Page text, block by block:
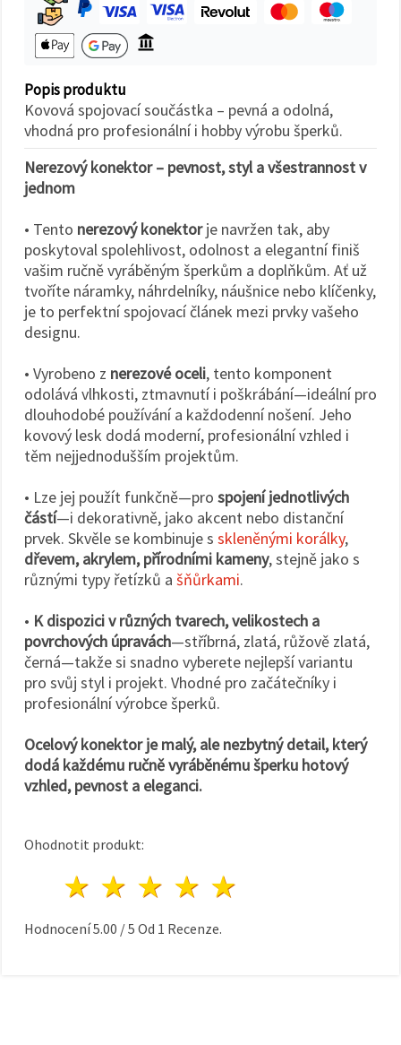
Popis produktu
Kovová spojovací součástka – pevná a odolná,
vhodná pro profesionální i hobby výrobu šperků.
Nerezový konektor – pevnost, styl a všestrannost v
jednom
• Tento nerezový konektorje navržen tak, aby
poskytoval spolehlivost, odolnost a elegantní finiš
vašim ručně vyráběným šperkům a doplňkům. Ať už
tvoříte náramky, náhrdelníky, náušnice nebo klíčenky,
je to perfektní spojovací článek mezi prvky vašeho
designu.
• Vyrobeno z nerezové oceli, tento komponent
odolává vlhkosti, ztmavnutí i poškrábání—ideální pro
dlouhodobé používání a každodenní nošení. Jeho
kovový lesk dodá moderní, profesionální vzhled i
těm nejjednodušším projektům.
• Lze jej použít funkčně—pro spojení jednotlivých
částí—i dekorativně, jako akcent nebo distanční
prvek. Skvěle se kombinuje s skleněnými korálky,
dřevem, akrylem, přírodními kameny, stejně jako s
různými typy řetízků a šňůrkami.
• K dispozici v různých tvarech, velikostech a
povrchových úpravách—stříbrná, zlatá, růžově zlatá,
černá—takže si snadno vyberete nejlepší variantu
pro svůj styl i projekt. Vhodné pro začátečníky i
profesionální výrobce šperků.
Ocelový konektor je malý, ale nezbytný detail, který
dodá každému ručně vyráběnému šperku hotový
vzhled, pevnost a eleganci.
Ohodnotit produkt:
4 hvězdy
3 hvězdy
2 hvězdy
1 hvězda
Hodnocení5.00 /5 Od 1 Recenze.